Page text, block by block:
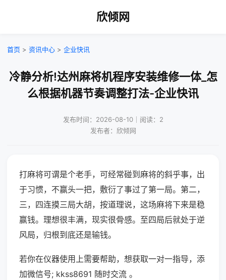
欣倾网
首页 > 资讯中心 > 企业快讯
冷静分析!达州麻将机程序安装维修一体_怎
么根据机器节奏调整打法-企业快讯
发布时间：2026-08-10｜阅读：2
发布者：欣倾网
打麻将可谓是个老手，可经常碰到麻将的斜乎事，出
于习惯，不赢头一把，敷衍了事过了第一局。第二，
三，四连摸三局大胡，按道理说，这场麻将下来是稳
赢钱。理想很丰满，现实很骨感。至四局后就处于逆
风局，归根到底还是输钱。
若你在仪器使用上需要帮助，想获取一对一指导，添
加微信号; kkss8691 随时交流 。